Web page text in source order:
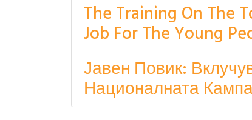
The Training On The
Job For The Young
Јавен Повик:
Националната